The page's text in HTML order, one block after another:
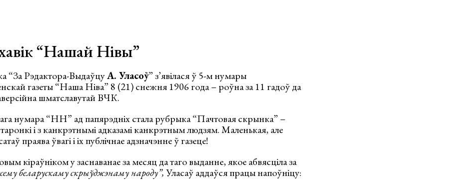
“Нашай Нівы”
“За Рэдактора-ВыдаўцуА. Уласоў” з’явілася ў 5-м нумары
газеты “Наша Ніва” 8 (21) снежня 1906 года – роўна за 11 гадоў да
шматславутай ВЧК.
нумара “НН” ад папярэдніх стала рубрыка “Пачтовая скрынка” –
і з канкрэтнымі адказамі канкрэтным людзям. Маленькая, але
праява ўвагі і іх публічнае адзначэнне ў газеце!
кіраўніком у заснаванае за месяц да таго выданне, якое абвясціла за
беларускаму скрыўджэнаму народу”,Уласаў аддаўся працы напоўніцу: